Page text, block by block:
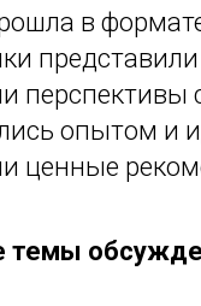
в
перспективы
опытом и
ценные
темы